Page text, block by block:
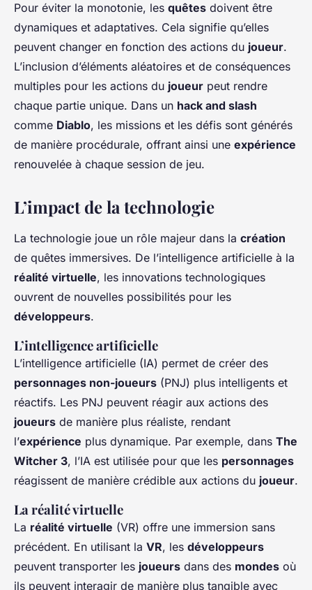
Pour éviter la monotonie, les quêtes doivent être
dynamiques et adaptatives. Cela signifie qu’elles
peuvent changer en fonction des actions du joueur.
L’inclusion d’éléments aléatoires et de conséquences
multiples pour les actions du joueur peut rendre
chaque partie unique. Dans un hack and slash
comme Diablo, les missions et les défis sont générés
de manière procédurale, offrant ainsi une expérience
renouvelée à chaque session de jeu.
L’impact de la technologie
La technologie joue un rôle majeur dans la création
de quêtes immersives. De l’intelligence artificielle à la
réalité virtuelle, les innovations technologiques
ouvrent de nouvelles possibilités pour les
développeurs.
L’intelligence artificielle
L’intelligence artificielle (IA) permet de créer des
personnages non-joueurs (PNJ) plus intelligents et
réactifs. Les PNJ peuvent réagir aux actions des
joueurs de manière plus réaliste, rendant
l’expérience plus dynamique. Par exemple, dans The
Witcher 3, l’IA est utilisée pour que les personnages
réagissent de manière crédible aux actions du joueur.
La réalité virtuelle
La réalité virtuelle (VR) offre une immersion sans
précédent. En utilisant la VR, les développeurs
peuvent transporter les joueurs dans des mondes où
ils peuvent interagir de manière plus tangible avec